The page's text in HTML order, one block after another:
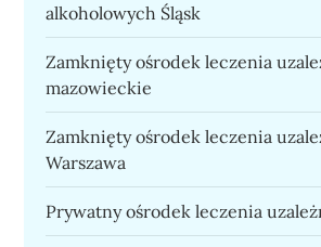
alkoholowych Śląsk
Zamknięty ośrodek leczenia
mazowieckie
Zamknięty ośrodek leczenia
Warszawa
Prywatny ośrodek leczenia